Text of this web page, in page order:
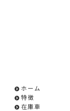
ホーム
特徴
在庫車